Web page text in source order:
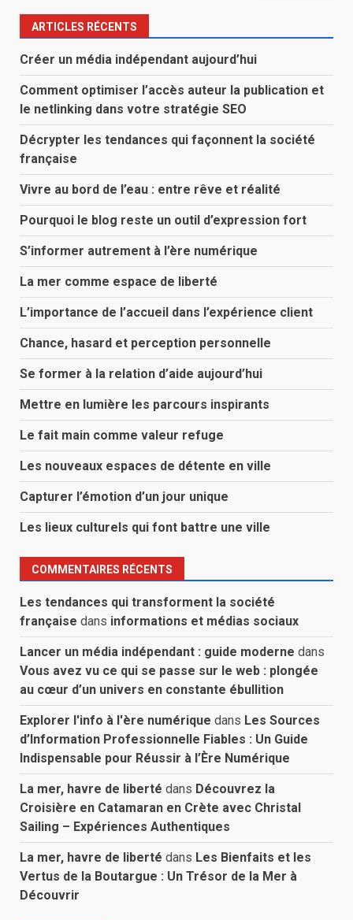
ARTICLES RÉCENTS
Créer un média indépendant aujourd’hui
Comment optimiser l’accès auteur la publication et
le netlinking dans votre stratégie SEO
Décrypter les tendances qui façonnent la société
française
Vivre au bord de l’eau : entre rêve et réalité
Pourquoi le blog reste un outil d’expression fort
S’informer autrement à l’ère numérique
La mer comme espace de liberté
L’importance de l’accueil dans l’expérience client
Chance, hasard et perception personnelle
Se former à la relation d’aide aujourd’hui
Mettre en lumière les parcours inspirants
Le fait main comme valeur refuge
Les nouveaux espaces de détente en ville
Capturer l’émotion d’un jour unique
Les lieux culturels qui font battre une ville
COMMENTAIRES RÉCENTS
Les tendances qui transforment la société
française dans informations et médias sociaux
Lancer un média indépendant : guide moderne dans
Vous avez vu ce qui se passe sur le web : plongée
au cœur d’un univers en constante ébullition
Explorer l'info à l'ère numérique dans Les Sources
d’Information Professionnelle Fiables : Un Guide
Indispensable pour Réussir à l’Ère Numérique
La mer, havre de liberté dans Découvrez la
Croisière en Catamaran en Crète avec Christal
Sailing – Expériences Authentiques
La mer, havre de liberté dans Les Bienfaits et les
Vertus de la Boutargue : Un Trésor de la Mer à
Découvrir